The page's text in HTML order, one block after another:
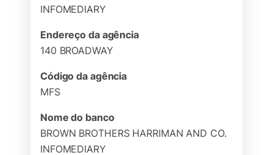
INFOMEDIARY
Endereço da agência
140 BROADWAY
Código da agência
MFS
Nome do banco
BROWN BROTHERS HARRIMAN AND CO.
INFOMEDIARY